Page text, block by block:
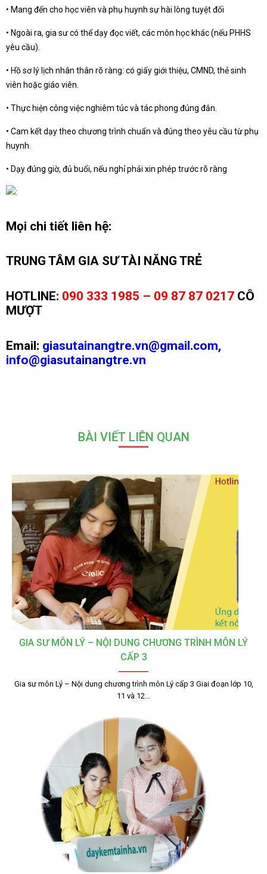
• Mang đến cho học viên và phụ huynh sự hài lòng tuyệt đối
• Ngoài ra, gia sư có thể dạy đọc viết, các môn học khác (nếu PHHS
yêu cầu).
• Hồ sơ lý lịch nhân thân rõ ràng: có giấy giới thiệu, CMND, thẻ sinh
viên hoặc giáo viên.
• Thực hiện công việc nghiêm túc và tác phong đúng đắn.
• Cam kết dạy theo chương trình chuẩn và đúng theo yêu cầu từ phụ
huynh.
• Dạy đúng giờ, đủ buổi, nếu nghỉ phải xin phép trước rõ ràng
Mọi chi tiết liên hệ:
TRUNG TÂM GIA SƯ TÀI NĂNG TRẺ
HOTLINE: 090 333 1985 – 09 87 87 0217 CÔ
MƯỢT
Email: giasutainangtre.vn@gmail.com,
info@giasutainangtre.vn
BÀI VIẾT LIÊN QUAN
GIA SƯ MÔN LÝ – NỘI DUNG CHƯƠNG TRÌNH MÔN LÝ
CẤP 3
Gia sư môn Lý – Nội dung chương trình môn Lý cấp 3 Giai đoạn lớp 10,
11 và 12…